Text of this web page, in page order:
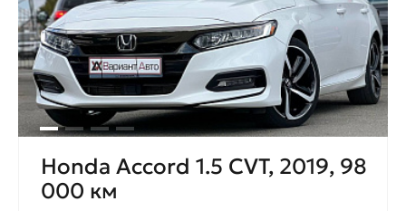
Honda Accord 1.5 CVT, 2019, 98
000 км